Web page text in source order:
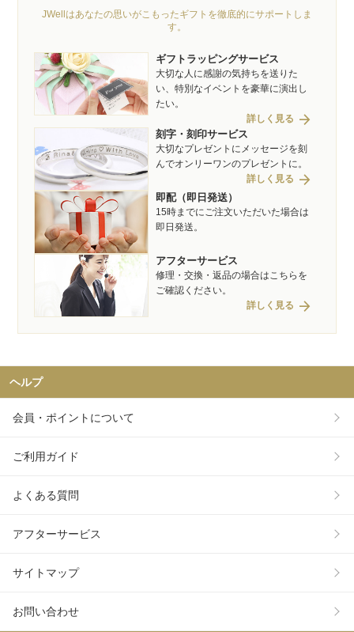
JWellはあなたの思いがこもったギフトを徹底的にサポートしま
す。
ギフトラッピングサービス
大切な人に感謝の気持ちを送りた
い、特別なイベントを豪華に演出し
たい。
詳しく見る arrow_forward
刻字・刻印サービス
大切なプレゼントにメッセージを刻
んでオンリーワンのプレゼントに。
詳しく見る arrow_forward
即配（即日発送）
15時までにご注文いただいた場合は
即日発送。
アフターサービス
修理・交換・返品の場合はこちらを
ご確認ください。
詳しく見る arrow_forward
ヘルプ
会員・ポイントについて
ご利用ガイド
よくある質問
アフターサービス
サイトマップ
お問い合わせ